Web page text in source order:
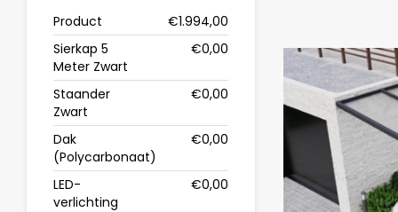
Product
€1.994,00
Sierkap 5
Meter Zwart
€0,00
Staander
Zwart
€0,00
Dak
(Polycarbonaat)
€0,00
LED-
verlichting
€0,00